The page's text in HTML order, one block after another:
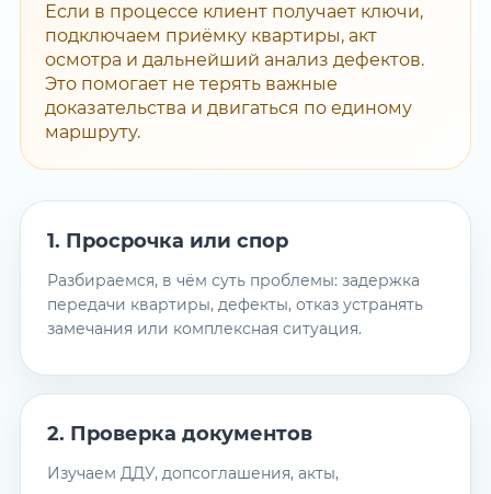
Если в процессе клиент получает ключи,
подключаем приёмку квартиры, акт
осмотра и дальнейший анализ дефектов.
Это помогает не терять важные
доказательства и двигаться по единому
маршруту.
1. Просрочка или спор
Разбираемся, в чём суть проблемы: задержка
передачи квартиры, дефекты, отказ устранять
замечания или комплексная ситуация.
2. Проверка документов
Изучаем ДДУ, допсоглашения, акты,